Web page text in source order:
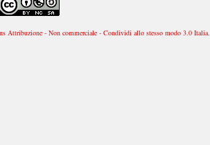
Attribuzione - Non commerciale - Condividi allo stesso modo 3.0 Italia.